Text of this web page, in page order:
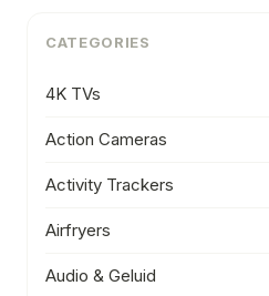
CATEGORIES
4K TVs
Action Cameras
Activity Trackers
Airfryers
Audio & Geluid